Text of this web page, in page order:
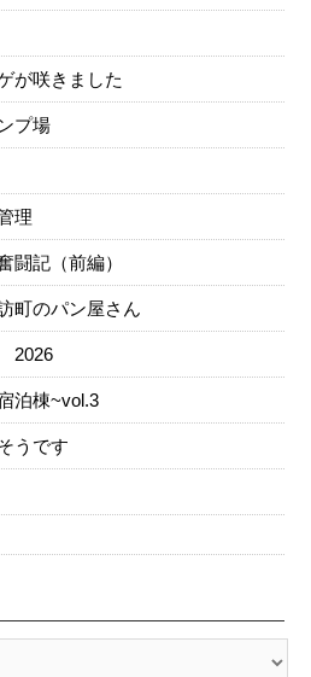
が咲きました
プ場
理
闘記（前編）
町のパン屋さん
2026
泊棟~vol.3
うです